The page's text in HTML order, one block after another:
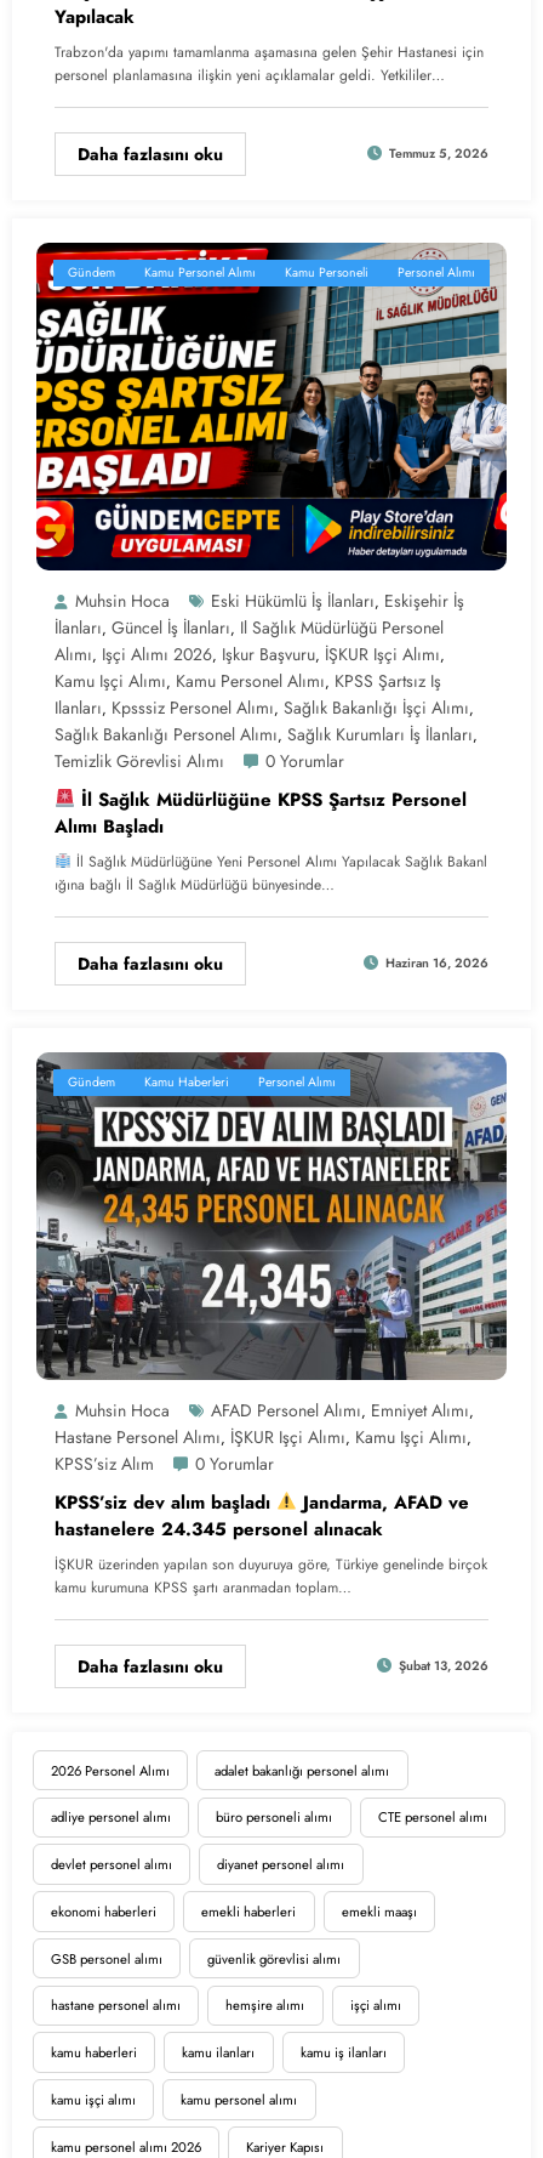
2026 Personel Alımı adalet bakanlığı personel alımı
adliye personel alımı büro personeli alımı CTE personel alımı
devlet personel alımı diyanet personel alımı
ekonomi haberleri emekli haberleri emekli maaşı
GSB personel alımı güvenlik görevlisi alımı
hastane personel alımı hemşire alımı işçi alımı
kamu haberleri kamu ilanları kamu iş ilanları
kamu işçi alımı kamu personel alımı
kamu personel alımı 2026 Kariyer Kapısı
Yapılacak
Trabzon'da yapımı tamamlanma aşamasına gelen Şehir Hastanesi için
personel planlamasına ilişkin yeni açıklamalar geldi. Yetkililer…
Daha fazlasını oku Temmuz 5, 2026
Gündem Kamu Personel Alımı Kamu Personeli Personel Alımı
Muhsin Hoca Eski Hükümlü İş İlanları, Eskişehir İş
İlanları, Güncel İş İlanları, Il Sağlık Müdürlüğü Personel
Alımı, Işçi Alımı 2026, Işkur Başvuru, İŞKUR Işçi Alımı,
Kamu Işçi Alımı, Kamu Personel Alımı, KPSS Şartsız Iş
Ilanları, Kpsssiz Personel Alımı, Sağlık Bakanlığı İşçi Alımı,
Sağlık Bakanlığı Personel Alımı, Sağlık Kurumları İş İlanları,
Temizlik Görevlisi Alımı 0 Yorumlar
İl Sağlık Müdürlüğüne KPSS Şartsız Personel
Alımı Başladı
İl Sağlık Müdürlüğüne Yeni Personel Alımı Yapılacak Sağlık Bakanl
ığına bağlı İl Sağlık Müdürlüğü bünyesinde…
Daha fazlasını oku Haziran 16, 2026
Gündem Kamu Haberleri Personel Alımı
Muhsin Hoca AFAD Personel Alımı, Emniyet Alımı,
Hastane Personel Alımı, İŞKUR Işçi Alımı, Kamu Işçi Alımı,
KPSS’siz Alım 0 Yorumlar
KPSS’siz dev alım başladı
Jandarma, AFAD ve
hastanelere 24.345 personel alınacak
İŞKUR üzerinden yapılan son duyuruya göre, Türkiye genelinde birçok
kamu kurumuna KPSS şartı aranmadan toplam…
Daha fazlasını oku Şubat 13, 2026